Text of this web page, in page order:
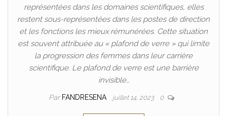
représentées dans les domaines scientifiques, elles
restent sous-représentées dans les postes de direction
et les fonctions les mieux rémunérées. Cette situation
est souvent attribuée au « plafond de verre » qui limite
la progression des femmes dans leur carrière
scientifique. Le plafond de verre est une barrière
invisible…
Par FANDRESENA juillet 14, 2023 0